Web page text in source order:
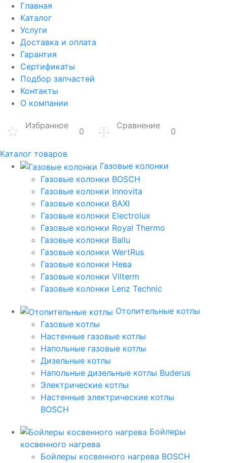
Главная
Каталог
Услуги
Доставка и оплата
Гарантия
Сертификаты
Подбор запчастей
Контакты
О компании
Избранное
0
Сравнение
0
Каталог товаров
Газовые колонки
Газовые колонки BOSCH
Газовые колонки Innovita
Газовые колонки BAXI
Газовые колонки Electrolux
Газовые колонки Royal Thermo
Газовые колонки Ballu
Газовые колонки WertRus
Газовые колонки Нева
Газовые колонки Vilterm
Газовые колонки Lenz Technic
Отопительные котлы
Газовые котлы
Настенные газовые котлы
Напольные газовые котлы
Дизельные котлы
Напольные дизельные котлы Buderus
Электрические котлы
Настенные электрические котлы
BOSCH
Бойлеры
косвенного нагрева
Бойлеры косвенного нагрева BOSCH